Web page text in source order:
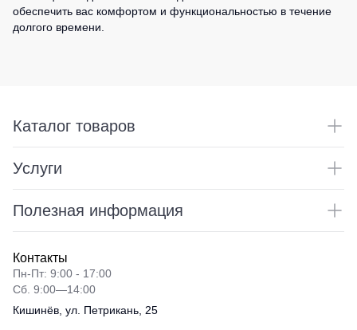
обеспечить вас комфортом и функциональностью в течение
долгого времени.
Каталог товаров
Услуги
Полезная информация
Контакты
Пн-Пт: 9:00 - 17:00
Сб. 9:00—14:00
Кишинёв, ул. Петрикань, 25